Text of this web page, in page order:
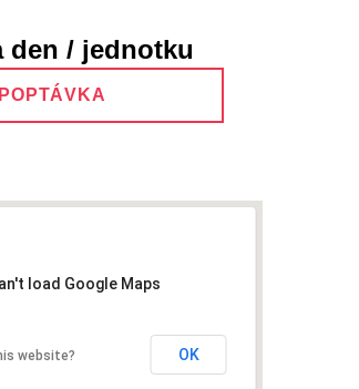
load Google Maps
website? OK
den / jednotku
POPTÁVKA